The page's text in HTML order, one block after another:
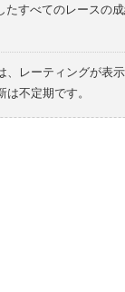
たすべてのレースの
、レーティングが表
不定期です。